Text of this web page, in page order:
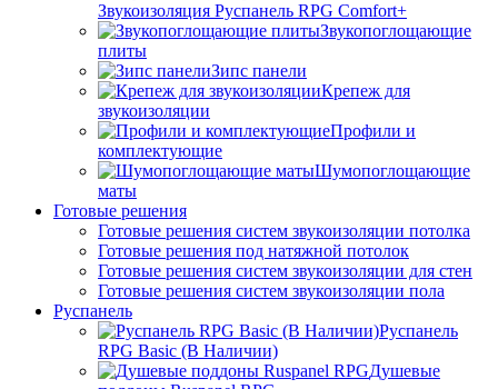
Звукоизоляция Руспанель RPG Comfort+
Звукопоглощающие
плиты
Зипс панели
Крепеж для
звукоизоляции
Профили и
комплектующие
Шумопоглощающие
маты
Готовые решения
Готовые решения систем звукоизоляции потолка
Готовые решения под натяжной потолок
Готовые решения систем звукоизоляции для стен
Готовые решения систем звукоизоляции пола
Руспанель
Руспанель
RPG Basic (В Наличии)
Душевые